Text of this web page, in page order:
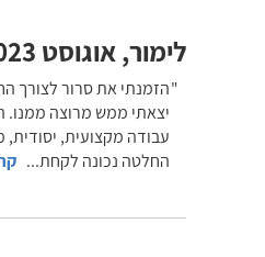
לימור,אוגוסט 2023
הזמנתי את סרור לצורך
יצאתי ממש מרוצה ממנו.
עבודה מקצועית,
החלטה נכונה לקחת...